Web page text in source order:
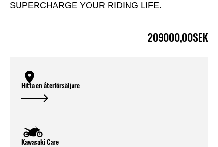
SUPERCHARGE YOUR RIDING LIFE.
209000,00SEK
Hitta en återförsäljare
Kawasaki Care